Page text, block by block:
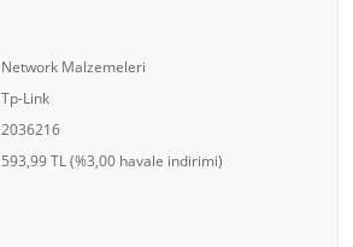
Network Malzemeleri
Tp-Link
2036216
593,99 TL (%3,00 havale indirimi)